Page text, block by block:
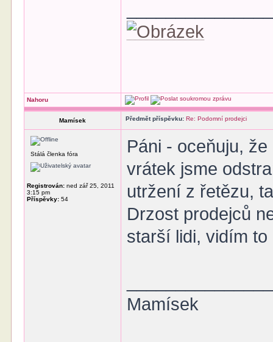
Nahoru
Mamísek Předmět příspěvku: Re: Podomní prodejci
Stálá členka fóra
Registrován: ned zář 25, 2011
3:15 pm
Příspěvky: 54
Páni - oceňuju,
vrátek jsme
utržení z řetězu,
Drzost prodejců
starší lidi, vidím to
Mamísek